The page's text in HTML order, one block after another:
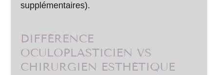
supplémentaires).
DIFFÉRENCE
OCULOPLASTICIEN VS
CHIRURGIEN ESTHÉTIQUE